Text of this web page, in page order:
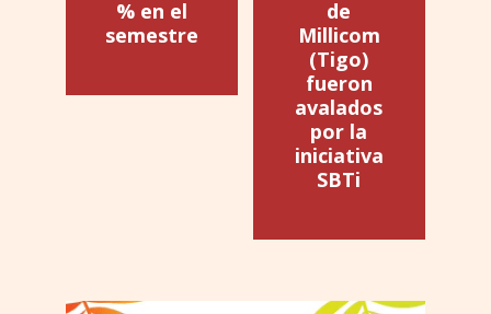
% en el
semestre
de
Millicom
(Tigo)
fueron
avalados
por la
iniciativa
SBTi